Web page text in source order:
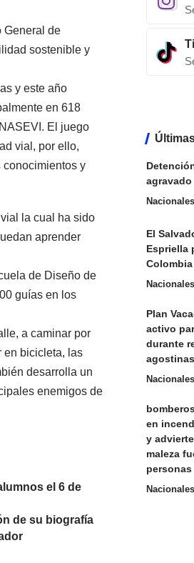
General de
sostenible y
y este año
en 618
El juego
vial, por ello,
conocimientos y
la cual ha sido
aprender
de Diseño de
guías en los
a caminar por
en bicicleta, las
desarrolla un
enemigos de
el 6 de
de su biografía
Nacionales
El
Espriella
Colombia
Nacionales
Plan
activo
durante
agostinas
Nacionales
en
y
maleza
personas
Nacionales